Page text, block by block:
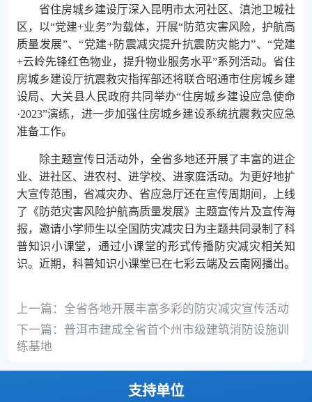
省住房城乡建设厅深入昆明市太河社区、滇池卫城社
区，以“党建+业务”为载体，开展“防范灾害风险，护航高
质量发展”、“党建+防震减灾提升抗震防灾能力”、“党建
+云岭先锋红色物业，提升物业服务水平”系列活动。省住
房城乡建设厅抗震救灾指挥部还将联合昭通市住房城乡建
设局、大关县人民政府共同举办“住房城乡建设应急使命
·2023”演练，进一步加强住房城乡建设系统抗震救灾应急
准备工作。
除主题宣传日活动外，全省多地还开展了丰富的进企
业、进社区、进农村、进学校、进家庭活动。为更好地扩
大宣传范围，省减灾办、省应急厅还在宣传周期间，上线
了《防范灾害风险护航高质量发展》主题宣传片及宣传海
报，邀请小学师生以全国防灾减灾日为主题共同录制了科
普知识小课堂，通过小课堂的形式传播防灾减灾相关知
识。近期，科普知识小课堂已在七彩云端及云南网播出。
上一篇： 全省各地开展丰富多彩的防灾减灾宣传活动
下一篇： 普洱市建成全省首个州市级建筑消防设施训
练基地
支持单位